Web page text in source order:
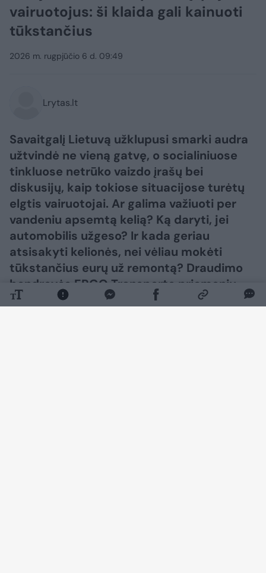
vairuotojus: ši klaida gali kainuoti
tūkstančius
2026 m. rugpjūčio 6 d. 09:49
Lrytas.lt
Savaitgalį Lietuvą užklupusi smarki audra
užtvindė ne vieną gatvę, o socialiniuose
tinkluose netrūko vaizdo įrašų bei
diskusijų, kaip tokiose situacijose turėtų
elgtis vairuotojai. Ar galima važiuoti per
vandeniu apsemtą kelią? Ką daryti, jei
automobilis užgeso? Ir kada geriau
atsisakyti kelionės, nei vėliau mokėti
tūkstančius eurų už remontą? Draudimo
bendrovės ERGO Transporto priemonių
žalų administravimo skyriaus vadovas